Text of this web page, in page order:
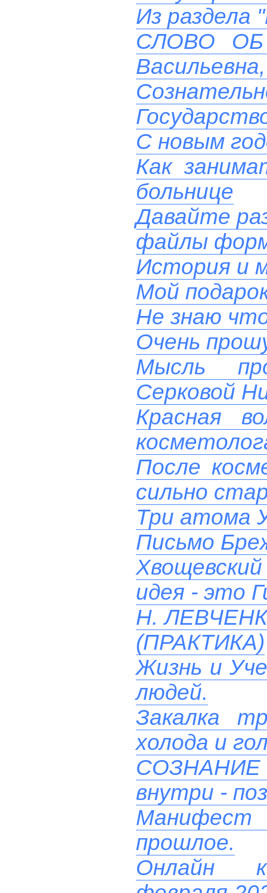
Из раздела
СЛОВО ОБ
С новым
Как
больнице
Давайте
файлы
История и
Мой
Не знаю
Очень
Мысль
Серковой
Красная
После
сильно
Три атома
Письмо
идея - это
Н.
(ПРАКТИКА)
Жизнь и
людей.
Закалка
холода и
внутри -
прошлое.
Онлайн